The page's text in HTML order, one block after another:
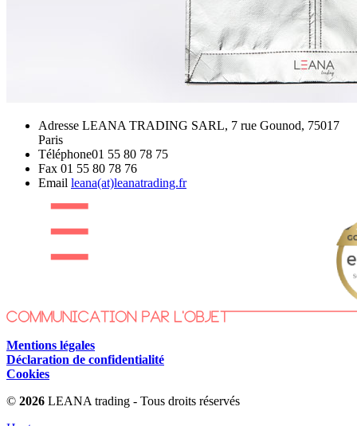
Adresse LEANA TRADING SARL, 7 rue Gounod, 75017
Paris
Téléphone01 55 80 78 75
Fax 01 55 80 78 76
Email leana(at)leanatrading.fr
Mentions légales
Déclaration de confidentialité
Cookies
© 2026 LEANA trading - Tous droits réservés